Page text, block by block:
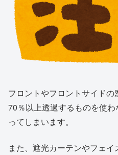
フロントやフロントサイド
70％以上透過するものを使
ってしまいます。
また、遮光カーテンやフェ